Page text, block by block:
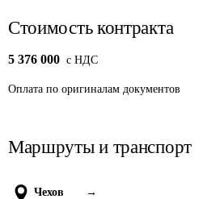
Стоимость контракта
5 376 000 c НДС
Оплата по оригиналам документов
Маршруты и транспорт
Чехов →